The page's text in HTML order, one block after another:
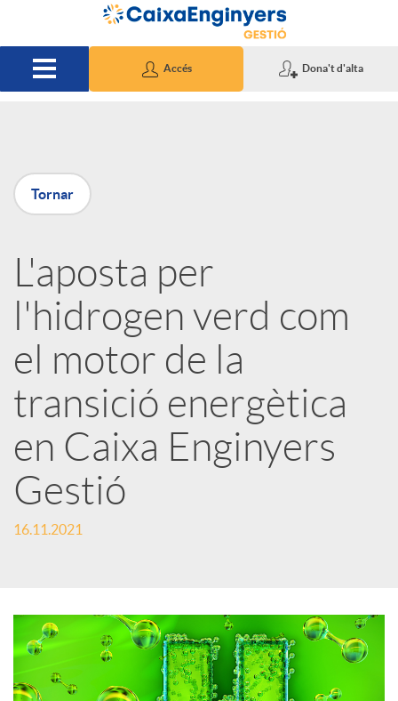
Salta al contingut principal
Accés Dona't d'alta
P
u
b
l
i
c
a
o
r
Tornar
L'aposta per
l'hidrogen verd com
el motor de la
transició energètica
en Caixa Enginyers
Gestió
16.11.2021